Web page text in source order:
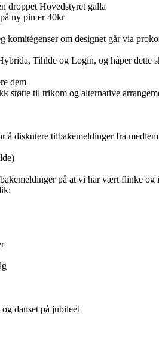
droppet Hovedstyret galla
ny pin er 40kr
komitégenser om designet går via
Tihlde og Login, og håper dette
dem
støtte til trikom og alternative
diskutere tilbakemeldinger fra
på at vi har vært flinke og
danset på jubileet